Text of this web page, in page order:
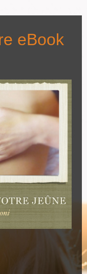
eBook